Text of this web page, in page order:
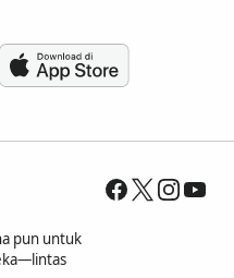
pun untuk